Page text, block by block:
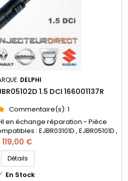
DELPHI
1.5 DCI 166001137R
Commentaire(s): 1
en échange réparation - Pièce
: EJBR03101D , EJBR05101D ,
, 8200815416 , 166001137R ,
8200676774 , 7711497343
, 166001137R , 8200421897 ,
, 7711497343 - Pour motorisation
Renault...
Prix
119,00 €
Détails
En Stock